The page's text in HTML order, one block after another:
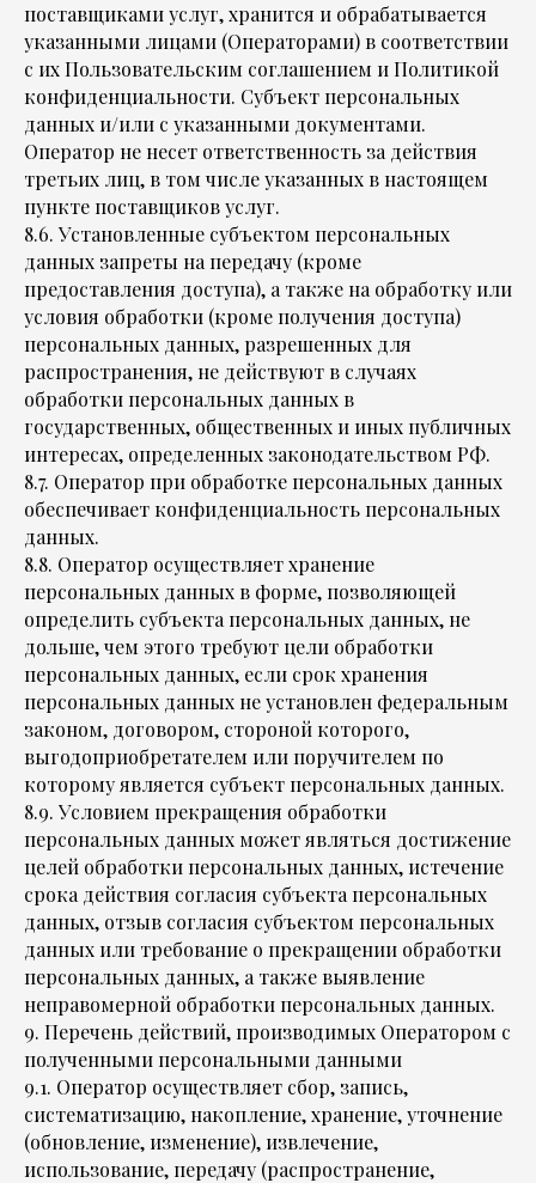
поставщиками услуг, хранится и обрабатывается
указанными лицами (Операторами) в соответствии
с их Пользовательским соглашением и Политикой
конфиденциальности. Субъект персональных
данных и/или с указанными документами.
Оператор не несет ответственность за действия
третьих лиц, в том числе указанных в настоящем
пункте поставщиков услуг.
8.6. Установленные субъектом персональных
данных запреты на передачу (кроме
предоставления доступа), а также на обработку или
условия обработки (кроме получения доступа)
персональных данных, разрешенных для
распространения, не действуют в случаях
обработки персональных данных в
государственных, общественных и иных публичных
интересах, определенных законодательством РФ.
8.7. Оператор при обработке персональных данных
обеспечивает конфиденциальность персональных
данных.
8.8. Оператор осуществляет хранение
персональных данных в форме, позволяющей
определить субъекта персональных данных, не
дольше, чем этого требуют цели обработки
персональных данных, если срок хранения
персональных данных не установлен федеральным
законом, договором, стороной которого,
выгодоприобретателем или поручителем по
которому является субъект персональных данных.
8.9. Условием прекращения обработки
персональных данных может являться достижение
целей обработки персональных данных, истечение
срока действия согласия субъекта персональных
данных, отзыв согласия субъектом персональных
данных или требование о прекращении обработки
персональных данных, а также выявление
неправомерной обработки персональных данных.
9. Перечень действий, производимых Оператором с
полученными персональными данными
9.1. Оператор осуществляет сбор, запись,
систематизацию, накопление, хранение, уточнение
(обновление, изменение), извлечение,
использование, передачу (распространение,